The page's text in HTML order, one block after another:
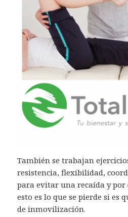
También se trabajan
resistencia, flexibilidad,
para evitar una recaída y por
esto es lo que se pierde si es
de inmovilización.